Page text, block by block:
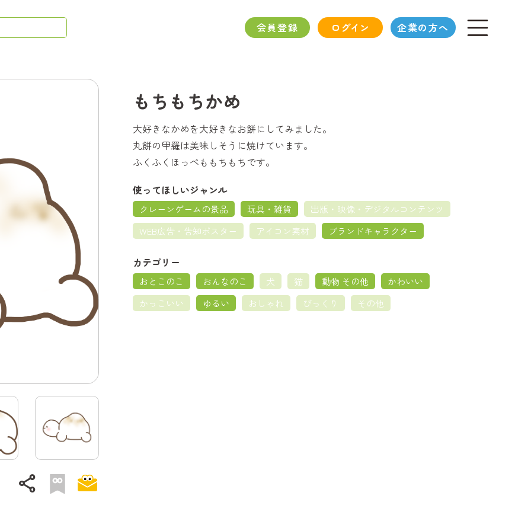
会員登録 ログイン 企業の方へ
share
もちもちかめ
大好きなかめを大好きなお餅にしてみました。
丸餅の甲羅は美味しそうに焼けています。
ふくふくほっぺももちもちです。
使ってほしいジャンル
クレーンゲームの景品 玩具・雑貨
出版・映像・デジタルコンテンツ
WEB広告・告知ポスター
アイコン素材 ブランドキャラクター
カテゴリー
おとこのこ おんなのこ 犬 猫 動物 その他
かわいい
かっこいい
ゆるい おしゃれ びっくり その他